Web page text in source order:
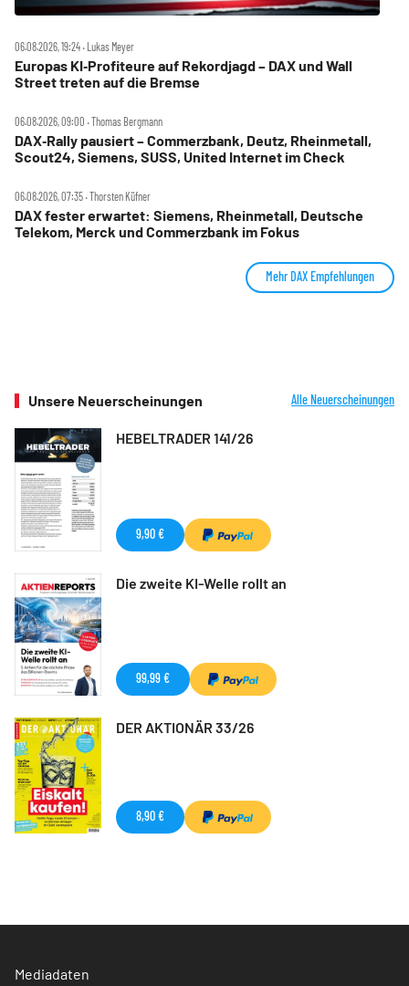
06.08.2026, 19:24 ‧ Lukas Meyer
Europas KI‑Profiteure auf Rekordjagd – DAX und Wall
Street treten auf die Bremse
06.08.2026, 09:00 ‧ Thomas Bergmann
DAX‑Rally pausiert – Commerzbank, Deutz, Rheinmetall,
Scout24, Siemens, SUSS, United Internet im Check
06.08.2026, 07:35 ‧ Thorsten Küfner
DAX fester erwartet: Siemens, Rheinmetall, Deutsche
Telekom, Merck und Commerzbank im Fokus
Mehr DAX Empfehlungen
Unsere Neuerscheinungen Alle Neuerscheinungen
HEBELTRADER 141/26
9,90 €
Die zweite KI-Welle rollt an
99,99 €
DER AKTIONÄR 33/26
8,90 €
Mediadaten